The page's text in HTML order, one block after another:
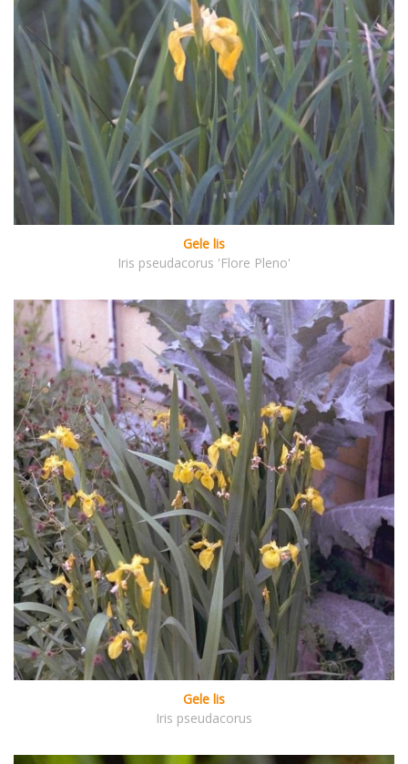
Gele lis
Iris pseudacorus 'Flore Pleno'
Gele lis
Iris pseudacorus